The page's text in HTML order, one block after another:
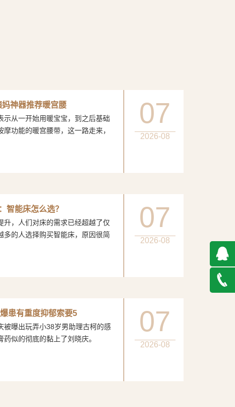
神器推荐暖宫腰
一开始用暖宝宝，到之后基础
功能的暖宫腰带，这一路走来，
07
2026-08
智能床怎么选？
人们对床的需求已经超越了仅
多的人选择购买智能床，原因很简
07
2026-08
患有重度抑郁索要5
出玩弄小38岁男助理古柯的感
药似的彻底的黏上了刘晓庆。
07
2026-08
QQ在